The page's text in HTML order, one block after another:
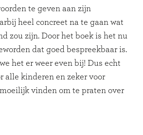
te geven aan zijn
heel concreet na te gaan wat
zou zijn. Door het boek is het nu
dat goed bespreekbaar is.
het er weer even bij! Dus echt
alle kinderen en zeker voor
vinden om te praten over